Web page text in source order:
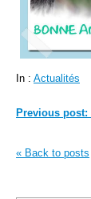
In : Actualités
Previous post:
« Back to posts